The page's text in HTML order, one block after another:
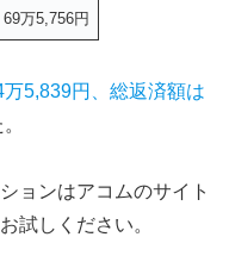
69万5,756円
5,839円、総返済額は
ョンはアコムのサイト
試しください。